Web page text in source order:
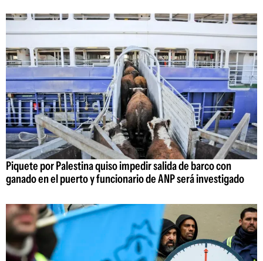
Piquete por Palestina quiso impedir salida de barco con
ganado en el puerto y funcionario de ANP será investigado